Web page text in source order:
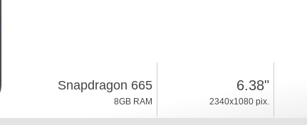
Snapdragon 665
8GB RAM
6.38"
2340x1080 pix.